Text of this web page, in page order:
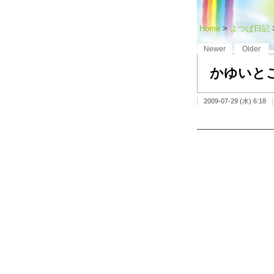
Home>よつば日記
Newer Older
かゆいと
2009-07-29 (水) 6:18